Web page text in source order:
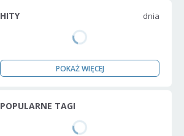
HITY dnia
POKAŻ WIĘCEJ
POPULARNE TAGI